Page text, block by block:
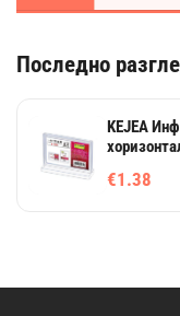
Последно
KEJEA
€1.38